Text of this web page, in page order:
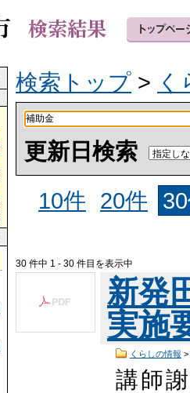
検索トップ > く
更新日検索
10件
20件
30 件中 1 - 30 件目を表示中
新発
実施
くらしの情報 >
講師